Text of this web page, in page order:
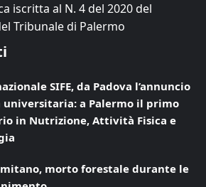
iscritta al N. 4 del 2020 del
Tribunale di Palermo
SIFE, da Padova l’annuncio
universitaria: a Palermo il primo
in Nutrizione, Attività Fisica e
morto forestale durante le